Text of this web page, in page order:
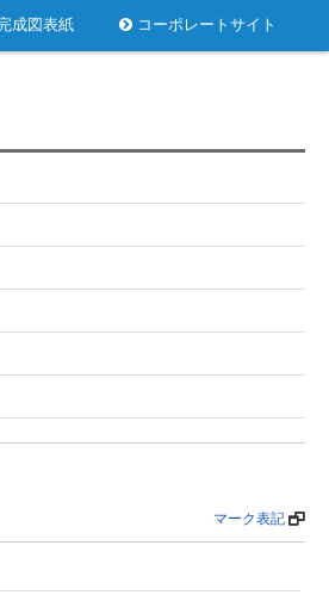
成図表紙 コーポレートサイト
マーク表記